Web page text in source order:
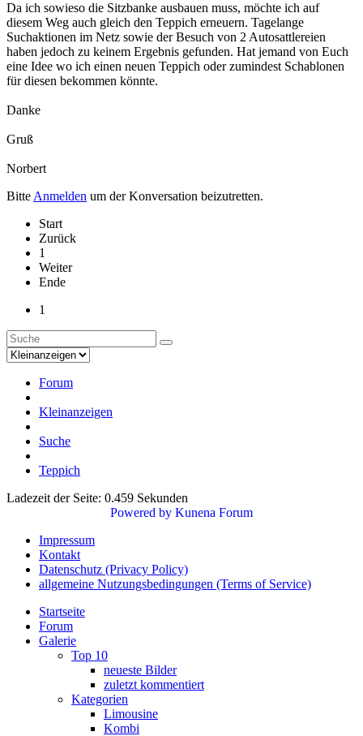
Da ich sowieso die Sitzbanke ausbauen muss, möchte ich auf
diesem Weg auch gleich den Teppich erneuern. Tagelange
Suchaktionen im Netz sowie der Besuch von 2 Autosattlereien
haben jedoch zu keinem Ergebnis gefunden. Hat jemand von Euch
eine Idee wo ich einen neuen Teppich oder zumindest Schablonen
für diesen bekommen könnte.
Danke
Gruß
Norbert
Bitte Anmelden um der Konversation beizutretten.
Start
Zurück
1
Weiter
Ende
1
Forum
Kleinanzeigen
Suche
Teppich
Ladezeit der Seite: 0.459 Sekunden
Powered by Kunena Forum
Impressum
Kontakt
Datenschutz (Privacy Policy)
allgemeine Nutzungsbedingungen (Terms of Service)
Startseite
Forum
Galerie
Top 10
neueste Bilder
zuletzt kommentiert
Kategorien
Limousine
Kombi